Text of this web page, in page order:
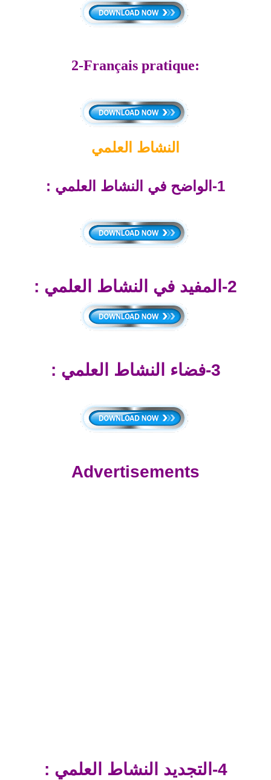
2-Français pratique:
النشاط العلمي
1-الواضح في النشاط العلمي :
2-المفيد في النشاط العلمي :
3-فضاء النشاط العلمي :
Advertisements
4-التجديد النشاط العلمي :